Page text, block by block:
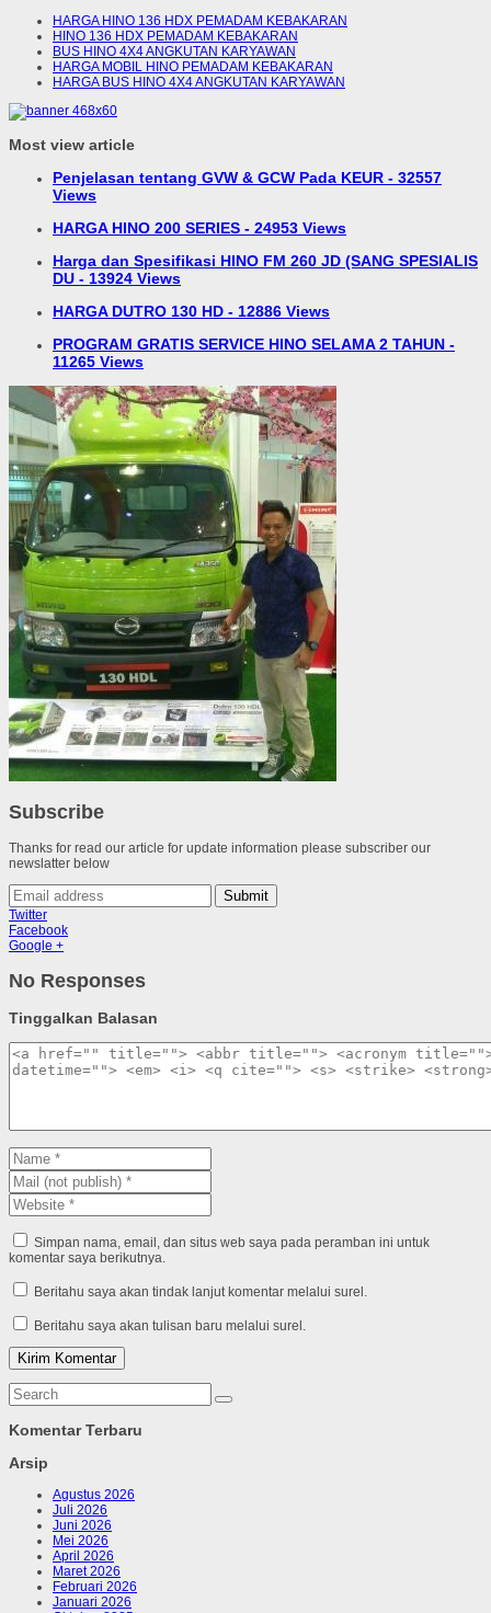
HARGA HINO 136 HDX PEMADAM KEBAKARAN
HINO 136 HDX PEMADAM KEBAKARAN
BUS HINO 4X4 ANGKUTAN KARYAWAN
HARGA MOBIL HINO PEMADAM KEBAKARAN
HARGA BUS HINO 4X4 ANGKUTAN KARYAWAN
Most view article
Penjelasan tentang GVW & GCW Pada KEUR - 32557
Views
HARGA HINO 200 SERIES - 24953 Views
Harga dan Spesifikasi HINO FM 260 JD (SANG SPESIALIS
DU - 13924 Views
HARGA DUTRO 130 HD - 12886 Views
PROGRAM GRATIS SERVICE HINO SELAMA 2 TAHUN -
11265 Views
Subscribe
Thanks for read our article for update information please subscriber our
newslatter below
Submit
Twitter
Facebook
Google +
No Responses
Tinggalkan Balasan
Simpan nama, email, dan situs web saya pada peramban ini untuk
komentar saya berikutnya.
Beritahu saya akan tindak lanjut komentar melalui surel.
Beritahu saya akan tulisan baru melalui surel.
Komentar Terbaru
Arsip
Agustus 2026
Juli 2026
Juni 2026
Mei 2026
April 2026
Maret 2026
Februari 2026
Januari 2026